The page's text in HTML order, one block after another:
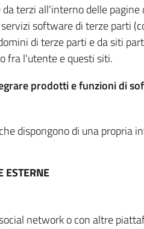
terzi all'interno delle
software di terze parti
di terze parti e da siti
fra l'utente e questi siti.
prodotti e funzioni di
dispongono di una propria
ESTERNE
network o con altre